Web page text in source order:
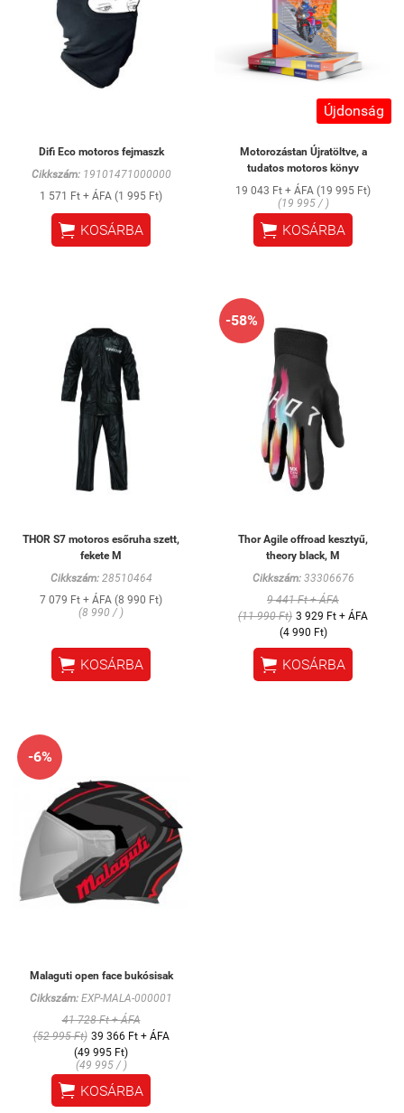
Difi Eco motoros fejmaszk
Cikkszám:19101471000000
1 571 Ft + ÁFA (1 995 Ft)
 KOSÁRBA
Újdonság
Motorozástan Újratöltve, a
tudatos motoros könyv
19 043 Ft + ÁFA (19 995 Ft)
(19 995 / )
 KOSÁRBA
THOR S7 motoros esőruha szett,
fekete M
Cikkszám:28510464
7 079 Ft + ÁFA (8 990 Ft)
(8 990 / )
 KOSÁRBA
-58%
Thor Agile offroad kesztyű,
theory black, M
Cikkszám:33306676
9 441 Ft + ÁFA
(11 990 Ft) 3 929 Ft + ÁFA
(4 990 Ft)
 KOSÁRBA
-6%
Malaguti open face bukósisak
Cikkszám: EXP-MALA-000001
41 728 Ft + ÁFA
(52 995 Ft) 39 366 Ft + ÁFA
(49 995 Ft)
(49 995 / )
 KOSÁRBA